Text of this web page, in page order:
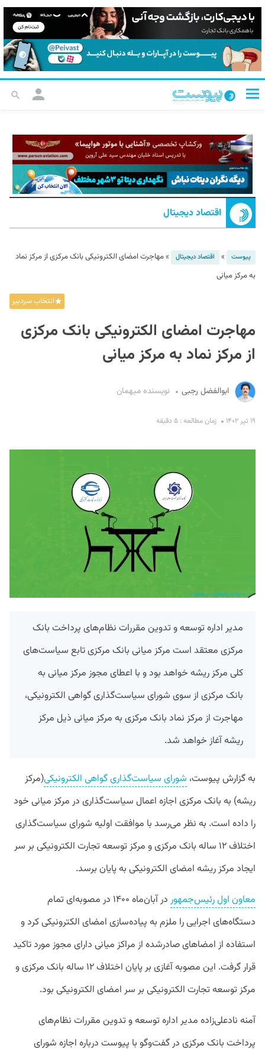
اقتصاد دیجیتال
پیوست » اقتصاد دیجیتال »مهاجرت امضای الکترونیکی بانک مرکزی از مرکز نماد
به مرکز میانی
انتخاب سردبیر
مهاجرت امضای الکترونیکی بانک مرکزی
از مرکز نماد به مرکز میانی
ابوالفضل رجبی نویسنده میهمان
۱۹ تیر ۱۴۰۲ زمان مطالعه : ۵ دقیقه
مدیر اداره توسعه و تدوین مقررات نظام‌های پرداخت بانک
مرکزی معتقد است مرکز میانی بانک مرکزی تابع سیاست‌های
کلی مرکز ریشه خواهد بود و با اعطای مجوز مرکز میانی به
بانک مرکزی از سوی شورای سیاست‌گذاری گواهی الکترونیکی،
مهاجرت از مرکز نماد بانک مرکزی به مرکز میانی ذیل مرکز
ریشه آغاز خواهد شد.
به گزارش پیوست، شورای سیاست‌گذاری گواهی الکترونیکی(مرکز
ریشه) به بانک مرکزی اجازه اعمال سیاست‌گذاری در مرکز میانی خود
را داده است. به نظر می‌رسد با موافقت اولیه شورای سیاست‌گذاری
اختلاف ۱۲ ساله بانک مرکزی و مرکز توسعه تجارت الکترونیکی بر سر
ایجاد مرکز ریشه امضای الکترونیکی به پایان برسد.
معاون اول رئیس‌جمهور
در آبان‌ماه ۱۴۰۰ در مصوبه‌ای تمام
دستگاه‌های اجرایی را ملزم به پیاده‌سازی امضای الکترونیکی کرد و
استفاده از امضاهای صادرشده از مراکز میانی دارای مجوز مورد تاکید
قرار گرفت. این مصوبه آغازی بر پایان اختلاف ۱۲ ساله بانک مرکزی و
مرکز توسعه تجارت الکترونیکی بر سر امضای الکترونیکی بود.
آمنه نادعلی‌زاده مدیر اداره توسعه و تدوین مقررات نظام‌های
پرداخت بانک مرکزی در گفت‌وگو با پیوست درباره اجازه شورای